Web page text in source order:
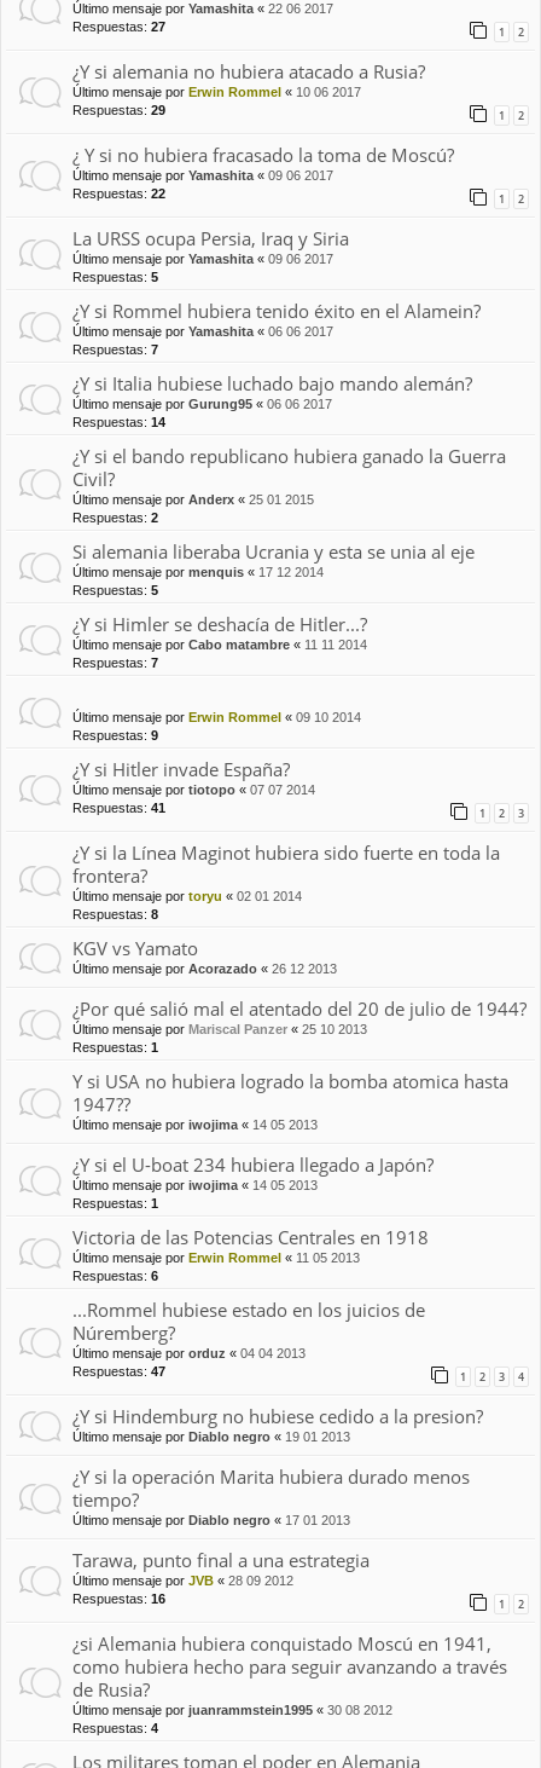
Último mensaje por Yamashita « 22 06 2017
Respuestas: 27 1 2
¿Y si alemania no hubiera atacado a Rusia?
Último mensaje por Erwin Rommel « 10 06 2017
Respuestas: 29 1 2
¿ Y si no hubiera fracasado la toma de Moscú?
Último mensaje por Yamashita « 09 06 2017
Respuestas: 22 1 2
La URSS ocupa Persia, Iraq y Siria
Último mensaje por Yamashita « 09 06 2017
Respuestas: 5
¿Y si Rommel hubiera tenido éxito en el Alamein?
Último mensaje por Yamashita « 06 06 2017
Respuestas: 7
¿Y si Italia hubiese luchado bajo mando alemán?
Último mensaje por Gurung95 « 06 06 2017
Respuestas: 14
¿Y si el bando republicano hubiera ganado la Guerra
Civil?
Último mensaje por Anderx « 25 01 2015
Respuestas: 2
Si alemania liberaba Ucrania y esta se unia al eje
Último mensaje por menquis « 17 12 2014
Respuestas: 5
¿Y si Himler se deshacía de Hitler...?
Último mensaje por Cabo matambre « 11 11 2014
Respuestas: 7
Último mensaje por Erwin Rommel « 09 10 2014
Respuestas: 9
¿Y si Hitler invade España?
Último mensaje por tiotopo « 07 07 2014
Respuestas: 41 1 2 3
¿Y si la Línea Maginot hubiera sido fuerte en toda la
frontera?
Último mensaje por toryu « 02 01 2014
Respuestas: 8
KGV vs Yamato
Último mensaje por Acorazado « 26 12 2013
¿Por qué salió mal el atentado del 20 de julio de 1944?
Último mensaje por Mariscal Panzer « 25 10 2013
Respuestas: 1
Y si USA no hubiera logrado la bomba atomica hasta
1947??
Último mensaje por iwojima « 14 05 2013
¿Y si el U-boat 234 hubiera llegado a Japón?
Último mensaje por iwojima « 14 05 2013
Respuestas: 1
Victoria de las Potencias Centrales en 1918
Último mensaje por Erwin Rommel « 11 05 2013
Respuestas: 6
...Rommel hubiese estado en los juicios de
Núremberg?
Último mensaje por orduz « 04 04 2013
Respuestas: 47 1 2 3 4
¿Y si Hindemburg no hubiese cedido a la presion?
Último mensaje por Diablo negro « 19 01 2013
¿Y si la operación Marita hubiera durado menos
tiempo?
Último mensaje por Diablo negro « 17 01 2013
Tarawa, punto final a una estrategia
Último mensaje por JVB « 28 09 2012
Respuestas: 16 1 2
¿si Alemania hubiera conquistado Moscú en 1941,
como hubiera hecho para seguir avanzando a través
de Rusia?
Último mensaje por juanrammstein1995 « 30 08 2012
Respuestas: 4
Los militares toman el poder en Alemania